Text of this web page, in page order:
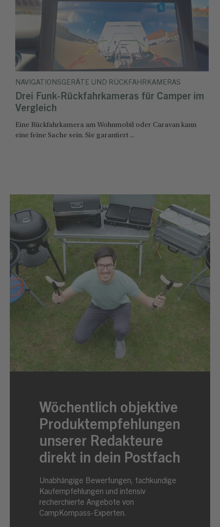
NAVIGATIONSGERÄTE UND RÜCKFAHRKAMERAS
Drei Funk-Rückfahrkameras für Camper im
Vergleich
Eine Rückfahrkamera am Wohnmobil oder Caravan kann
eine feine Sache sein. Sie garantiert ...
Wöchentlich objektive
Produktempfehlungen
unserer Redakteure
direkt in dein Postfach
Unabhängige Bewertungen, fachkundige
Kaufempfehlungen und intensiv
recherchierte Angebote von
CampKompass-Experten.